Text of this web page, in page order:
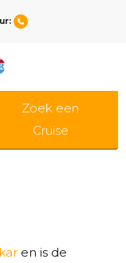
Zoek een
Cruise
en is de